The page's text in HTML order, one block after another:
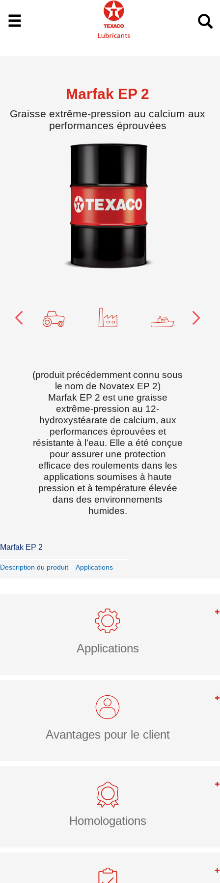
Marfak EP 2
Graisse extrême-pression au calcium aux
performances éprouvées
(produit précédemment connu sous
le nom de Novatex EP 2)
Marfak EP 2 est une graisse
extrême-pression au 12-
hydroxystéarate de calcium, aux
performances éprouvées et
résistante à l’eau. Elle a été conçue
pour assurer une protection
efficace des roulements dans les
applications soumises à haute
pression et à température élevée
dans des environnements
humides.
Marfak EP 2
Description du produit Applications
Applications
Avantages pour le client
Homologations